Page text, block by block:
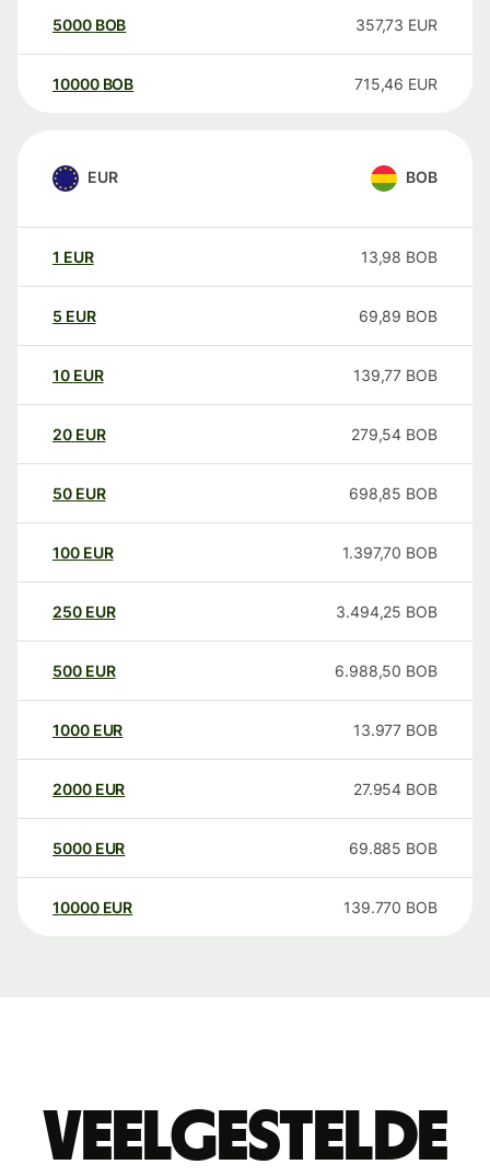
5000 BOB 357,73 EUR
10000 BOB 715,46 EUR
EUR BOB
1 EUR 13,98 BOB
5 EUR 69,89 BOB
10 EUR 139,77 BOB
20 EUR 279,54 BOB
50 EUR 698,85 BOB
100 EUR 1.397,70 BOB
250 EUR 3.494,25 BOB
500 EUR 6.988,50 BOB
1000 EUR 13.977 BOB
2000 EUR 27.954 BOB
5000 EUR 69.885 BOB
10000 EUR 139.770 BOB
Veelgestelde